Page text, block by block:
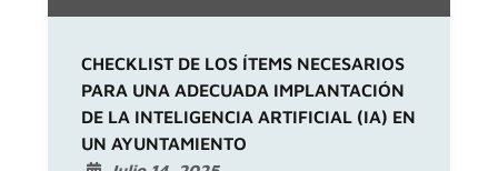
CHECKLIST DE LOS ÍTEMS NECESARIOS
PARA UNA ADECUADA IMPLANTACIÓN
DE LA INTELIGENCIA ARTIFICIAL (IA) EN
UN AYUNTAMIENTO